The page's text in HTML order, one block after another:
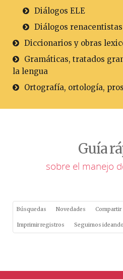
Diálogos ELE
Diálogos renacentistas
Diccionarios y obras
Gramáticas, tratados
la lengua
Ortografía, ortología,
Guía
sobre el manejo
Búsquedas Novedades Compartir
Imprimir registros Seguimos ideando